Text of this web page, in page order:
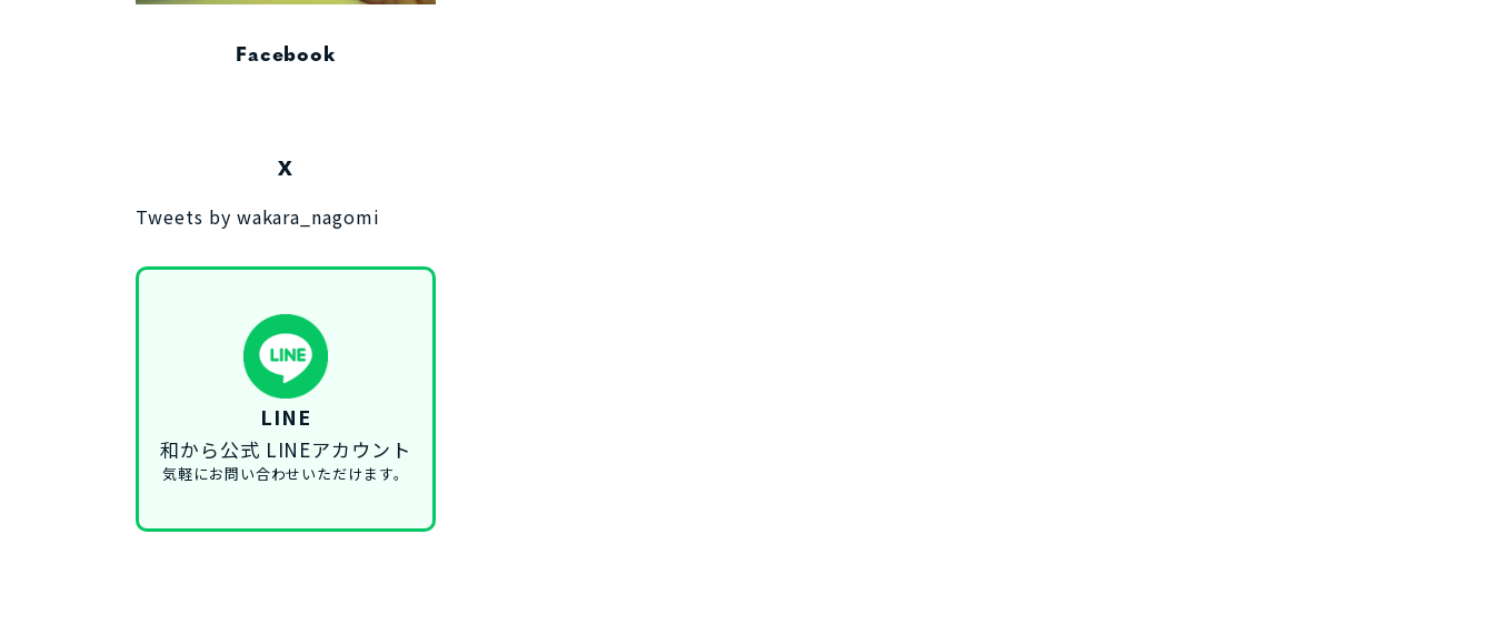
Facebook
X
Tweets by wakara_nagomi
LINE
和から公式 LINEアカウント
気軽にお問い合わせいただけます。